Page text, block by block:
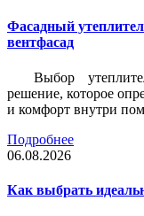
Фасадный
вентфасад
Выбор
решение, которое
и комфорт внутри
Подробнее
06.08.2026
Как выбрать